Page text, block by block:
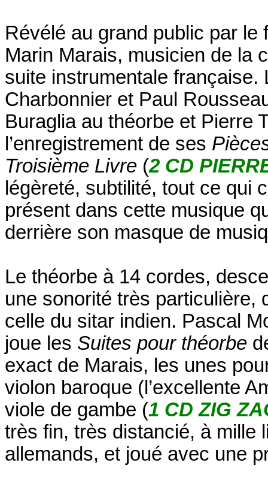
Révélé au grand public par le
Marin Marais, musicien de la
suite instrumentale française.
Charbonnier et Paul
Buraglia au théorbe et Pierre
l’enregistrement de ses
Troisième Livre (2 CD
légèreté, subtilité, tout ce qui
présent dans cette musique
derrière son masque de
Le théorbe à 14 cordes,
une sonorité très particulière,
celle du sitar indien. Pascal
joue les Suites pour théorbe
exact de Marais, les unes
violon baroque (l’excellente
viole de gambe (1 CD ZIG
très fin, très distancié, à mille
allemands, et joué avec une